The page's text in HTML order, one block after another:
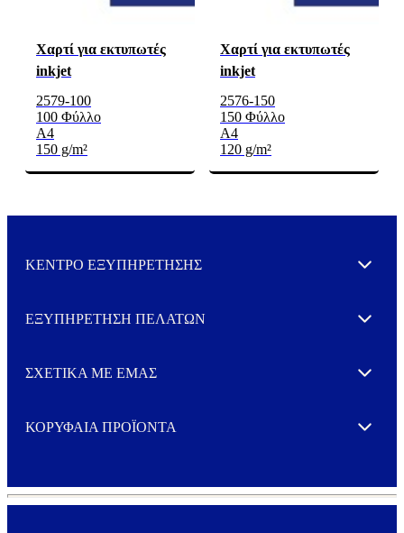
Χαρτί για εκτυπωτές
inkjet
2579-100
100 Φύλλο
A4
150 g/m²
Χαρτί για εκτυπωτές
inkjet
2576-150
150 Φύλλο
A4
120 g/m²
ΚΕΝΤΡΟ ΕΞΥΠΗΡΕΤΗΣΗΣ Expand
ΕΞΥΠΗΡΕΤΗΣΗ ΠΕΛΑΤΩΝ Expand
ΣΧΕΤΙΚΑ ΜΕ ΕΜΑΣ Expand
ΚΟΡΥΦΑΙΑ ΠΡΟΪΟΝΤΑ Expand